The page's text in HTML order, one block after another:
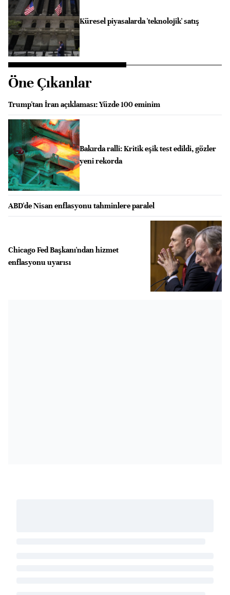
Küresel piyasalarda 'teknolojik' satış
Öne Çıkanlar
Trump'tan İran açıklaması: Yüzde 100 eminim
Bakırda ralli: Kritik eşik test edildi, gözler
yeni rekorda
ABD'de Nisan enflasyonu tahminlere paralel
Chicago Fed Başkanı'ndan hizmet
enflasyonu uyarısı